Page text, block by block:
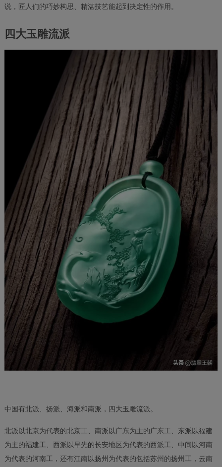
说，匠人们的巧妙构思、精湛技艺能起到决定性的作用。
四大玉雕流派
中国有北派、扬派、海派和南派，四大玉雕流派。
北派以北京为代表的北京工、南派以广东为主的广东工、东派以福建
为主的福建工、西派以早先的长安地区为代表的西派工、中间以河南
为代表的河南工，还有江南以扬州为代表的包括苏州的扬州工，云南